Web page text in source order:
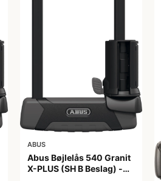
ABUS
Abus Bøjlelås 540 Granit
X-PLUS (SH B Beslag) -